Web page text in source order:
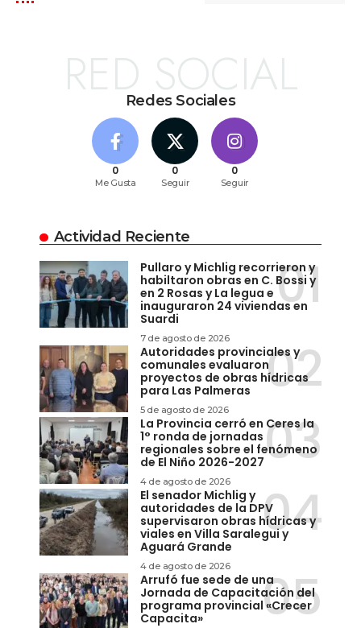
Redes Sociales
RED SOCIAL
0
Me Gusta
0
Seguir
0
Seguir
Actividad Reciente
Pullaro y Michlig recorrieron y
habiltaron obras en C. Bossi y
en 2 Rosas y La legua e
inauguraron 24 viviendas en
Suardi
7 de agosto de 2026
Autoridades provinciales y
comunales evaluaron
proyectos de obras hídricas
para Las Palmeras
5 de agosto de 2026
La Provincia cerró en Ceres la
1° ronda de jornadas
regionales sobre el fenómeno
de El Niño 2026-2027
4 de agosto de 2026
El senador Michlig y
autoridades de la DPV
supervisaron obras hídricas y
viales en Villa Saralegui y
Aguará Grande
4 de agosto de 2026
Arrufó fue sede de una
Jornada de Capacitación del
programa provincial «Crecer
Capacita»